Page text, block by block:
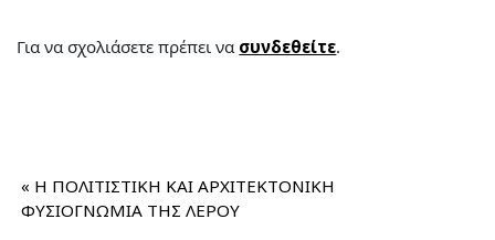
Για να σχολιάσετε πρέπει να συνδεθείτε.
« Η ΠΟΛΙΤΙΣΤΙΚΗ ΚΑΙ ΑΡΧΙΤΕΚΤΟΝΙΚΗ
ΦΥΣΙΟΓΝΩΜΙΑ ΤΗΣ ΛΕΡΟΥ